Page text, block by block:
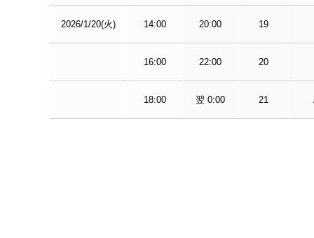
2026/1/20(火) 14:00 20:00 19
16:00 22:00 20
18:00 翌 0:00 21